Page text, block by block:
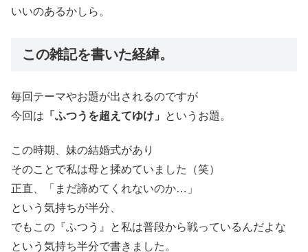
いいのあるかしら。
この雑記を書いた経緯。
毎回テーマやお題が出されるのですが
今回は 「ふつうを超えてゆけ」 というお題。
この時期、妹の結婚式があり
そのことで私は母と揉めていました（笑）
正直、「まだ諦めてくれないのか…」
という気持ちが半分、
でもこの『ふつう』と私は普段から戦っているんだよな
という気持ち半分で書きました。